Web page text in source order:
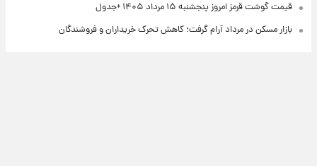
قیمت گوشت قرمز امروز پنجشنبه ۱۵ مرداد ۱۴۰۵ +جدول
بازار مسکن در مرداد آرام گرفت؛ کاهش تحرک خریداران و فروشندگان